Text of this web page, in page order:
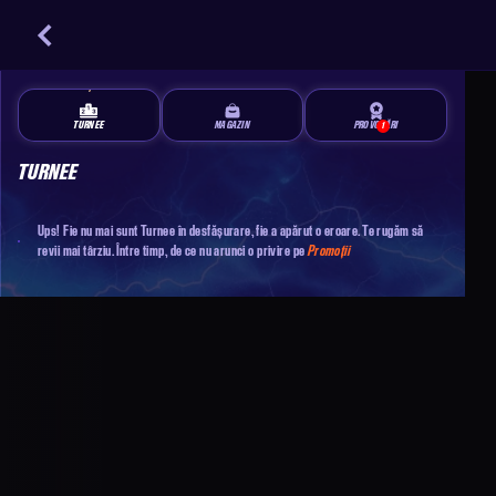
TURNEE MAGAZIN 1
PROVOCĂRI
TURNEE
Ups! Fie nu mai sunt Turnee în desfășurare, fie a apărut o eroare. Te rugăm să
revii mai târziu. Între timp, de ce nu arunci o privire pePromoții